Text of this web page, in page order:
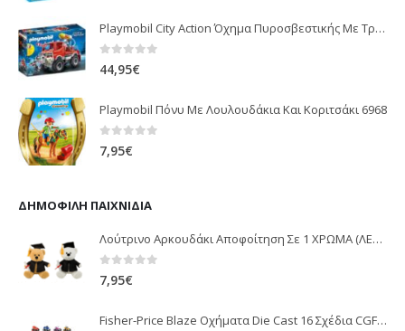
Playmobil City Action Όχημα Πυροσβεστικής Με Τροχαλία Ρυμούλκησης 9466
0 out of 5
44,95€
Playmobil Πόνυ Με Λουλουδάκια Και Κοριτσάκι 6968
0out of 5
7,95€
ΔΗΜΟΦΙΛΉ ΠΑΙΧΝΊΔΙΑ
Λούτρινο Αρκουδάκι Αποφοίτηση Σε 1 ΧΡΩΜΑ (ΛΕΥΚΟ)25Εκ 1850
0out of 5
7,95€
Fisher-Price Blaze Οχήματα Die Cast 16 Σχέδια CGF20